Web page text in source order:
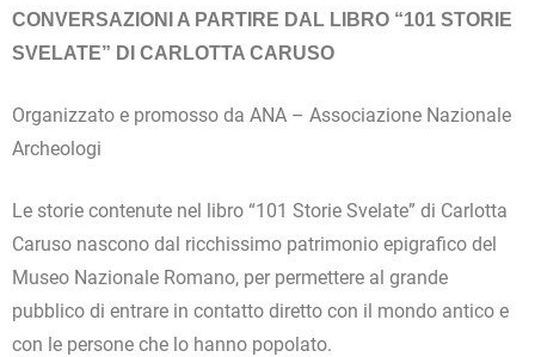
CONVERSAZIONI A PARTIRE DAL LIBRO “101 STORIE
SVELATE” DI CARLOTTA CARUSO
Organizzato e promosso da ANA – Associazione Nazionale
Archeologi
Le storie contenute nel libro “101 Storie Svelate” di Carlotta
Caruso nascono dal ricchissimo patrimonio epigrafico del
Museo Nazionale Romano, per permettere al grande
pubblico di entrare in contatto diretto con il mondo antico e
con le persone che lo hanno popolato.